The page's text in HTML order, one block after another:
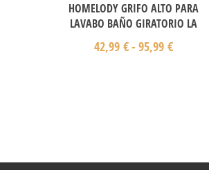
HOMELODY GRIFO ALTO PARA
LAVABO BAÑO GIRATORIO LA
42,99 €- 95,99 €